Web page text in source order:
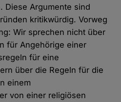
Diese Argumente sind
kritikwürdig. Vorweg
Wir sprechen nicht über
für Angehörige einer
für eine
über die Regeln für die
einem
von einer religiösen